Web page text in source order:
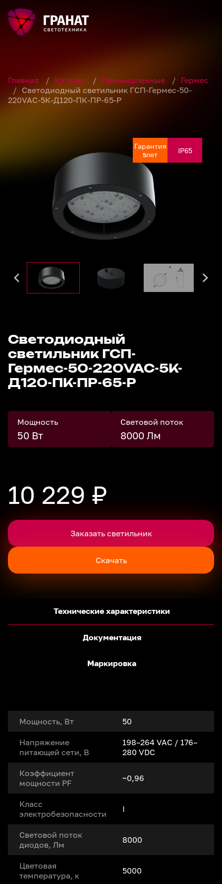
Главная / Каталог / Промышленные / Гермес
/ Светодиодный светильник ГСП-Гермес-50-
220VAC-5К-Д120-ПК-ПР-65-Р
Гарантия
5лет IP65
Гарантия
5лет IP65
Гарантия
5лет IP65
Светодиодный
светильник ГСП-
Гермес-50-220VAC-5К-
Д120-ПК-ПР-65-Р
Мощность
50 Вт
Световой поток
8000 Лм
10 229 ₽
Заказать светильник
Скачать
Технические характеристики
Документация
Маркировка
Мощность, Вт 50
Напряжение
питающей сети, В
198–264 VAC / 176–
280 VDC
Коэффициент
мощности PF
~0,96
Класс
электробезопасности
I
Световой поток
диодов, Лм
8000
Цветовая
температура, к
5000